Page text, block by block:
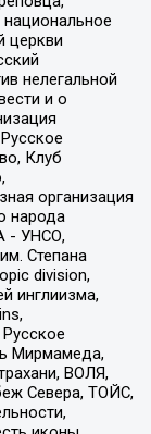
церкви
нелегальной
и о
Клуб
организация
народа
- УНСО,
Степана
division,
инглиизма,
Мирмамеда,
ВОЛЯ,
Севера, ТОЙС,